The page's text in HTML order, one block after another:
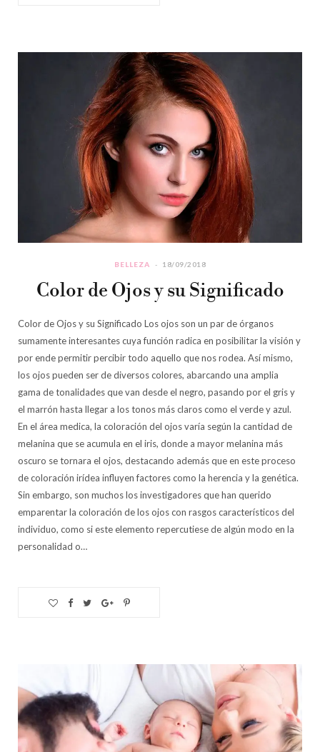
BELLEZA 18/09/2018
Color de Ojos y su Significado
Color de Ojos y su Significado Los ojos son un par de órganos
sumamente interesantes cuya función radica en posibilitar la visión y
por ende permitir percibir todo aquello que nos rodea. Así mismo,
los ojos pueden ser de diversos colores, abarcando una amplia
gama de tonalidades que van desde el negro, pasando por el gris y
el marrón hasta llegar a los tonos más claros como el verde y azul.
En el área medica, la coloración del ojos varía según la cantidad de
melanina que se acumula en el iris, donde a mayor melanina más
oscuro se tornara el ojos, destacando además que en este proceso
de coloración irídea influyen factores como la herencia y la genética.
Sin embargo, son muchos los investigadores que han querido
emparentar la coloración de los ojos con rasgos característicos del
individuo, como si este elemento repercutiese de algún modo en la
personalidad o…